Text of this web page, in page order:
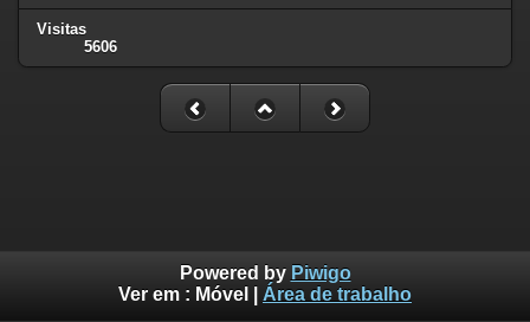
Visitas
5606
Powered by Piwigo
Ver em : Móvel Área de trabalho